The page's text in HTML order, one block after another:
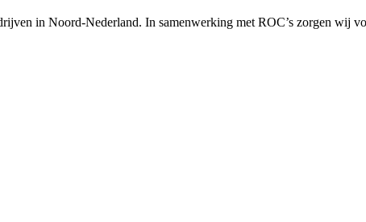
in Noord-Nederland. In samenwerking met ROC’s zorgen wij